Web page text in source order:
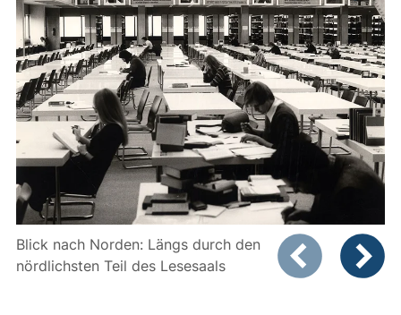
Blick nach Norden: Längs durch den
nördlichsten Teil des Lesesaals
Zeigt Folie 1